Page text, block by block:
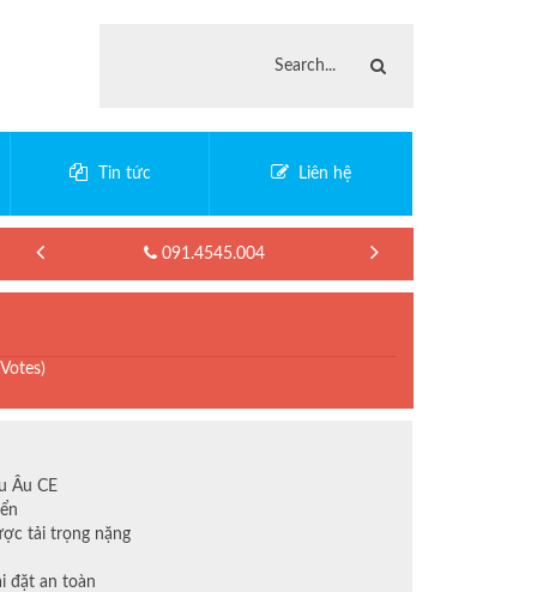
Tin tức Liên hệ
091.4545.004
Âu CE
tải trọng nặng
đặt an toàn